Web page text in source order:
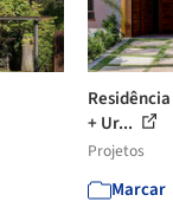
+ Ur...
Projetos
Marcar